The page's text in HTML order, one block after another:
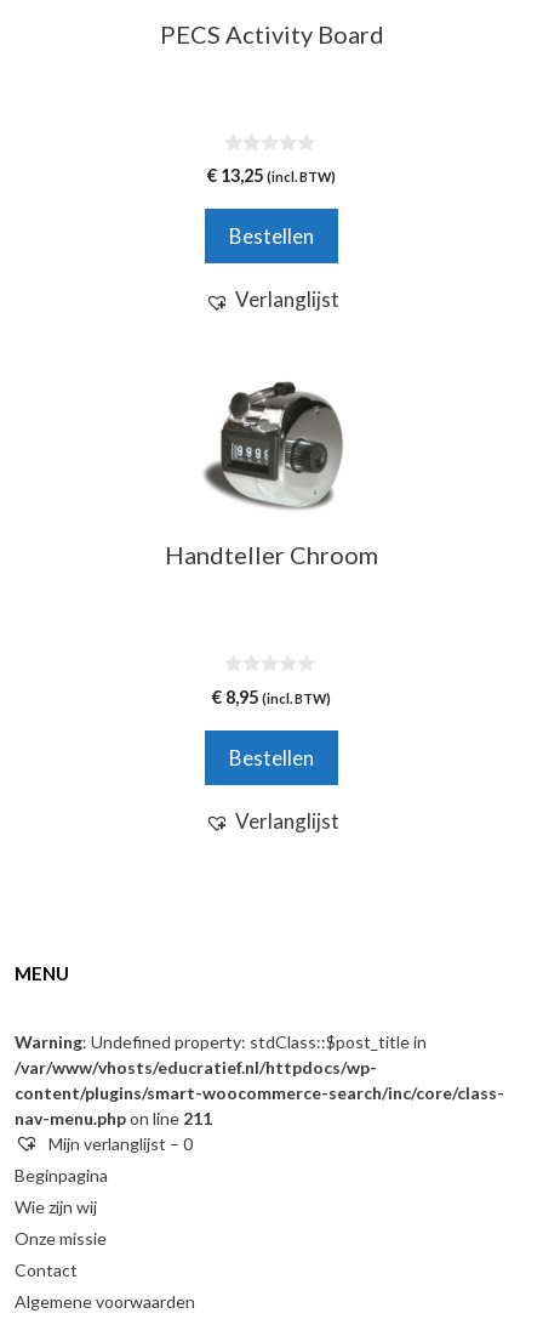
PECS Activity Board
0
v
5
€ 13,25 (incl. BTW)
Bestellen
Verlanglijst
Handteller Chroom
0
v
5
€ 8,95 (incl. BTW)
Bestellen
Verlanglijst
MENU
Warning: Undefined property: stdClass::$post_title in
/var/www/vhosts/educratief.nl/httpdocs/wp-
content/plugins/smart-woocommerce-search/inc/core/class-
nav-menu.phpon line 211
Mijn verlanglijst – 0
Beginpagina
Wie zijn wij
Onze missie
Contact
Algemene voorwaarden